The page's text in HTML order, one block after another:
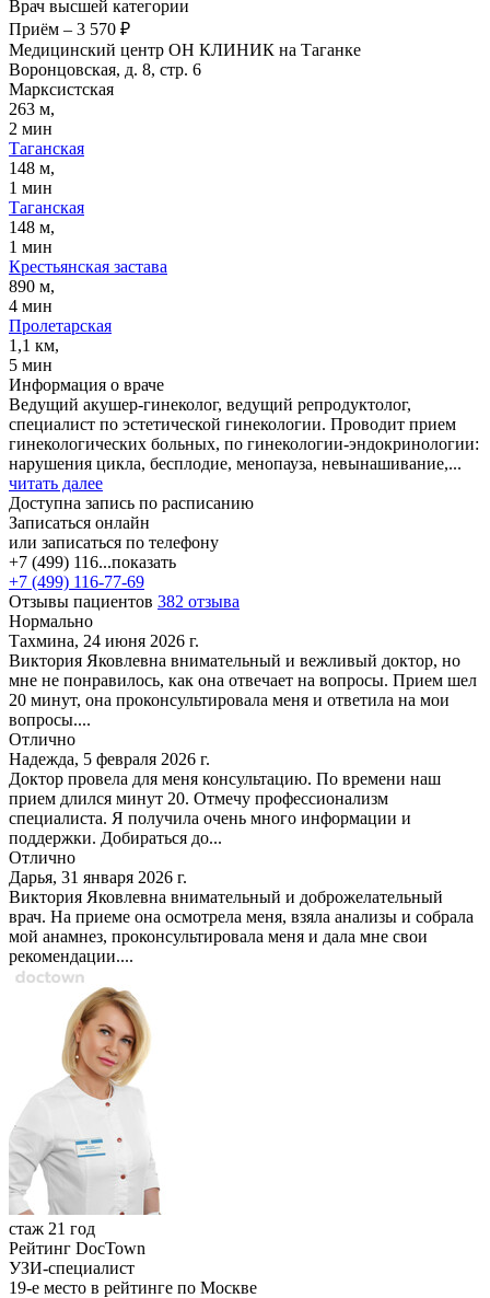
Врач высшей категории
Приём – 3 570 ₽
Медицинский центр ОН КЛИНИК на Таганке
Воронцовская, д. 8, стр. 6
Марксистская
263 м,
2 мин
Таганская
148 м,
1 мин
Таганская
148 м,
1 мин
Крестьянская застава
890 м,
4 мин
Пролетарская
1,1 км,
5 мин
Информация о враче
Ведущий акушер-гинеколог, ведущий репродуктолог,
специалист по эстетической гинекологии. Проводит прием
гинекологических больных, по гинекологии-эндокринологии:
нарушения цикла, бесплодие, менопауза, невынашивание,...
читать далее
Доступна запись по расписанию
Записаться онлайн
или записаться по телефону
+7 (499) 116...показать
+7 (499) 116-77-69
Отзывы пациентов 382 отзыва
Нормально
Тахмина, 24 июня 2026 г.
Виктория Яковлевна внимательный и вежливый доктор, но
мне не понравилось, как она отвечает на вопросы. Прием шел
20 минут, она проконсультировала меня и ответила на мои
вопросы....
Отлично
Надежда, 5 февраля 2026 г.
Доктор провела для меня консультацию. По времени наш
прием длился минут 20. Отмечу профессионализм
специалиста. Я получила очень много информации и
поддержки. Добираться до...
Отлично
Дарья, 31 января 2026 г.
Виктория Яковлевна внимательный и доброжелательный
врач. На приеме она осмотрела меня, взяла анализы и собрала
мой анамнез, проконсультировала меня и дала мне свои
рекомендации....
стаж 21 год
Рейтинг DocTown
УЗИ-специалист
19-е место в рейтинге по Москве